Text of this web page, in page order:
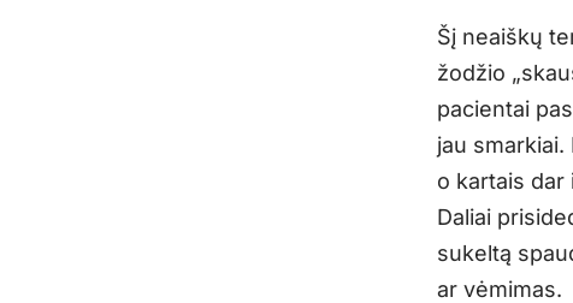
Šį neaiškų
žodžio
pacientai
jau
o kartais dar
Daliai
sukeltą
ar vėmimas.